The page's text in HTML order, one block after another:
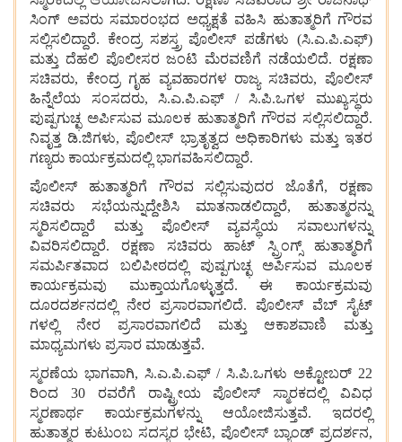
ಸಿಂಗ್ ಅವರು ಸಮಾರಂಭದ ಅಧ್ಯಕ್ಷತೆ ವಹಿಸಿ ಹುತಾತ್ಮರಿಗೆ ಗೌರವ
ಸಲ್ಲಿಸಲಿದ್ದಾರೆ. ಕೇಂದ್ರ ಸಶಸ್ತ್ರ ಪೊಲೀಸ್ ಪಡೆಗಳು (ಸಿ.ಎ.ಪಿ.ಎಫ್)
ಮತ್ತು ದೆಹಲಿ ಪೊಲೀಸರ ಜಂಟಿ ಮೆರವಣಿಗೆ ನಡೆಯಲಿದೆ. ರಕ್ಷಣಾ
ಸಚಿವರು, ಕೇಂದ್ರ ಗೃಹ ವ್ಯವಹಾರಗಳ ರಾಜ್ಯ ಸಚಿವರು, ಪೊಲೀಸ್
ಹಿನ್ನೆಲೆಯ ಸಂಸದರು, ಸಿ.ಎ.ಪಿ.ಎಫ್ / ಸಿ.ಪಿ.ಒಗಳ ಮುಖ್ಯಸ್ಥರು
ಪುಷ್ಪಗುಚ್ಛ ಅರ್ಪಿಸುವ ಮೂಲಕ ಹುತಾತ್ಮರಿಗೆ ಗೌರವ ಸಲ್ಲಿಸಲಿದ್ದಾರೆ.
ನಿವೃತ್ತ ಡಿ.ಜಿಗಳು, ಪೊಲೀಸ್ ಭ್ರಾತೃತ್ವದ ಅಧಿಕಾರಿಗಳು ಮತ್ತು ಇತರ
ಗಣ್ಯರು ಕಾರ್ಯಕ್ರಮದಲ್ಲಿ ಭಾಗವಹಿಸಲಿದ್ದಾರೆ.
ಪೊಲೀಸ್ ಹುತಾತ್ಮರಿಗೆ ಗೌರವ ಸಲ್ಲಿಸುವುದರ ಜೊತೆಗೆ, ರಕ್ಷಣಾ
ಸಚಿವರು ಸಭೆಯನ್ನುದ್ದೇಶಿಸಿ ಮಾತನಾಡಲಿದ್ದಾರೆ, ಹುತಾತ್ಮರನ್ನು
ಸ್ಮರಿಸಲಿದ್ದಾರೆ ಮತ್ತು ಪೊಲೀಸ್ ವ್ಯವಸ್ಥೆಯ ಸವಾಲುಗಳನ್ನು
ವಿವರಿಸಲಿದ್ದಾರೆ. ರಕ್ಷಣಾ ಸಚಿವರು ಹಾಟ್ ಸ್ಪ್ರಿಂಗ್ಸ್ ಹುತಾತ್ಮರಿಗೆ
ಸಮರ್ಪಿತವಾದ ಬಲಿಪೀಠದಲ್ಲಿ ಪುಷ್ಪಗುಚ್ಛ ಅರ್ಪಿಸುವ ಮೂಲಕ
ಕಾರ್ಯಕ್ರಮವು ಮುಕ್ತಾಯಗೊಳ್ಳುತ್ತದೆ. ಈ ಕಾರ್ಯಕ್ರಮವು
ದೂರದರ್ಶನದಲ್ಲಿ ನೇರ ಪ್ರಸಾರವಾಗಲಿದೆ. ಪೊಲೀಸ್ ವೆಬ್ ಸೈಟ್
ಗಳಲ್ಲಿ ನೇರ ಪ್ರಸಾರವಾಗಲಿದೆ ಮತ್ತು ಆಕಾಶವಾಣಿ ಮತ್ತು
ಮಾಧ್ಯಮಗಳು ಪ್ರಸಾರ ಮಾಡುತ್ತವೆ.
ಸ್ಮರಣೆಯ ಭಾಗವಾಗಿ, ಸಿ.ಎ.ಪಿ.ಎಫ್ / ಸಿ.ಪಿ.ಒಗಳು ಅಕ್ಟೋಬರ್ 22
ರಿಂದ 30 ರವರೆಗೆ ರಾಷ್ಟ್ರೀಯ ಪೊಲೀಸ್ ಸ್ಮಾರಕದಲ್ಲಿ ವಿವಿಧ
ಸ್ಮರಣಾರ್ಥ ಕಾರ್ಯಕ್ರಮಗಳನ್ನು ಆಯೋಜಿಸುತ್ತವೆ. ಇದರಲ್ಲಿ
ಹುತಾತ್ಮರ ಕುಟುಂಬ ಸದಸ್ಯರ ಭೇಟಿ, ಪೊಲೀಸ್ ಬ್ಯಾಂಡ್ ಪ್ರದರ್ಶನ,